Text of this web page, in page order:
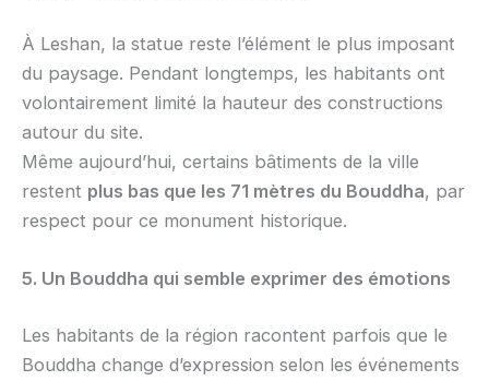
À Leshan, la statue reste l’élément le plus imposant
du paysage. Pendant longtemps, les habitants ont
volontairement limité la hauteur des constructions
autour du site.
Même aujourd’hui, certains bâtiments de la ville
restent plus bas que les 71 mètres du Bouddha, par
respect pour ce monument historique.
5. Un Bouddha qui semble exprimer des émotions
Les habitants de la région racontent parfois que le
Bouddha change d’expression selon les événements